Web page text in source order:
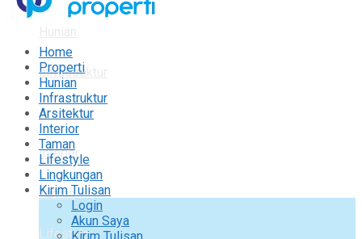
Infrastruktur
Arsitektur
Interior
Taman
Lifestyle
Home
Properti
Hunian
Infrastruktur
Arsitektur
Interior
Taman
Lifestyle
Lingkungan
Kirim Tulisan
Login
Akun Saya